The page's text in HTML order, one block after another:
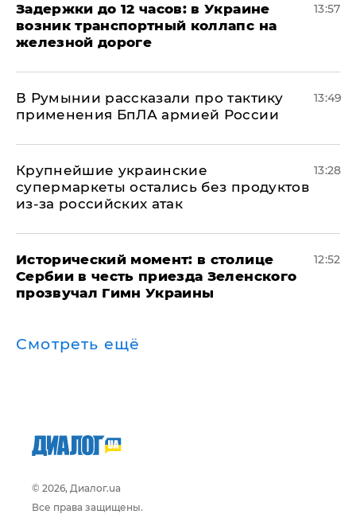
Задержки до 12 часов: в Украине
возник транспортный коллапс на
железной дороге
13:57
В Румынии рассказали про тактику
применения БпЛА армией России
13:49
Крупнейшие украинские
супермаркеты остались без продуктов
из-за российских атак
13:28
Исторический момент: в столице
Сербии в честь приезда Зеленского
прозвучал Гимн Украины
12:52
Смотреть ещё
© 2026, Диалог.ua
Все права защищены.